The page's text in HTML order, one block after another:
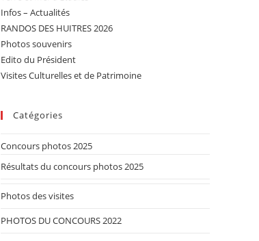
Infos – Actualités
RANDOS DES HUITRES 2026
Photos souvenirs
Edito du Président
Visites Culturelles et de Patrimoine
Catégories
Concours photos 2025
Résultats du concours photos 2025
Photos des visites
PHOTOS DU CONCOURS 2022